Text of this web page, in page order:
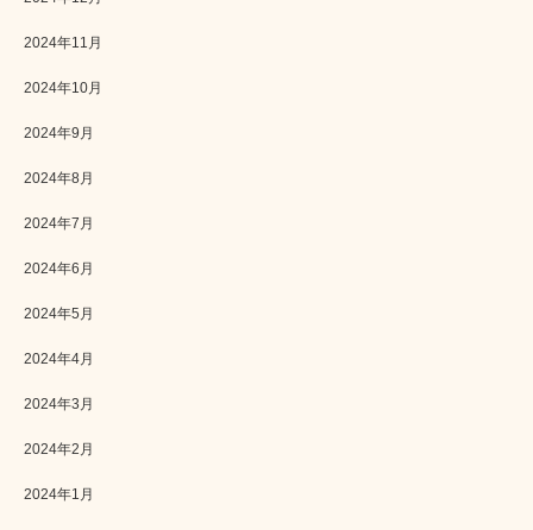
2024年11月
2024年10月
2024年9月
2024年8月
2024年7月
2024年6月
2024年5月
2024年4月
2024年3月
2024年2月
2024年1月